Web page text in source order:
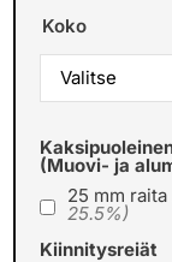
Koko
(Muovi- ja
25 mm
25.5%)
Kiinnitysreiät